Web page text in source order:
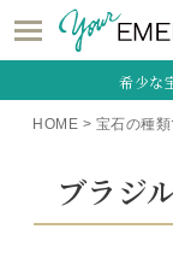
希少な
HOME 宝石の種
ブラジ